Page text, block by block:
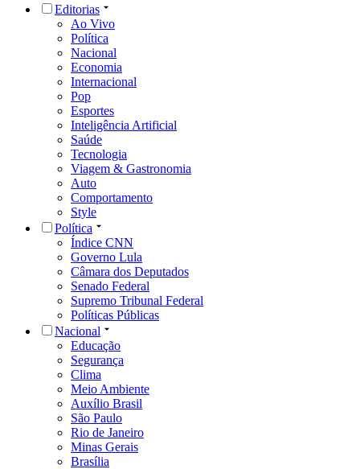
Editorias
Ao Vivo
Política
Nacional
Economia
Internacional
Pop
Esportes
Inteligência Artificial
Saúde
Tecnologia
Viagem & Gastronomia
Auto
Comportamento
Style
Política
Índice CNN
Governo Lula
Câmara dos Deputados
Senado Federal
Supremo Tribunal Federal
Políticas Públicas
Nacional
Educação
Segurança
Clima
Meio Ambiente
Auxílio Brasil
São Paulo
Rio de Janeiro
Minas Gerais
Brasília